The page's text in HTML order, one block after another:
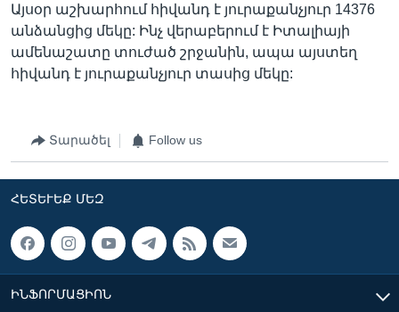
Այսօր աշխարհում հիվանդ է յուրաքանչյուր 14376
անձանցից մեկը: Ինչ վերաբերում է Իտալիայի
ամենաշատը տուժած շրջանին, ապա այստեղ
հիվանդ է յուրաքանչյուր տասից մեկը:
Տարածել Follow us
ՀԵՏԵՒԵՔ ՄԵԶ
ԻՆՖՈՐՄԱՑԻՈՆ